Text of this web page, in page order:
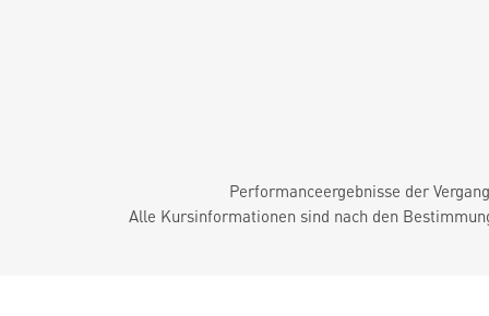
Performanceergebnisse der
Alle Kursinformationen sind nach den